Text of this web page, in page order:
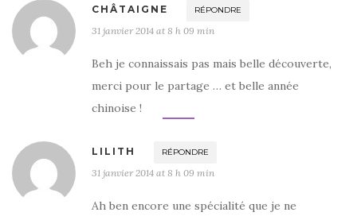
CHÂTAIGNE RÉPONDRE
31 janvier 2014 at 8 h 09 min
Beh je connaissais pas mais belle découverte,
merci pour le partage … et belle année
chinoise !
LILITH RÉPONDRE
31 janvier 2014 at 8 h 09 min
Ah ben encore une spécialité que je ne